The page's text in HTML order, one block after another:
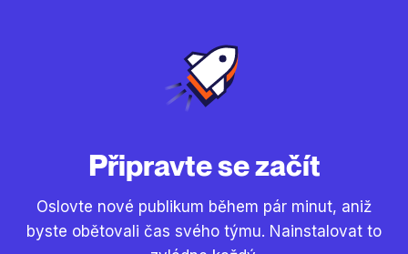
Připravte se začít
Oslovte nové publikum během pár minut, aniž
byste obětovali čas svého týmu. Nainstalovat to